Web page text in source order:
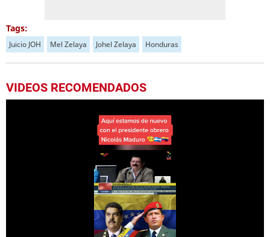
Tags:
Juicio JOH Mel Zelaya Johel Zelaya Honduras
VIDEOS RECOMENDADOS